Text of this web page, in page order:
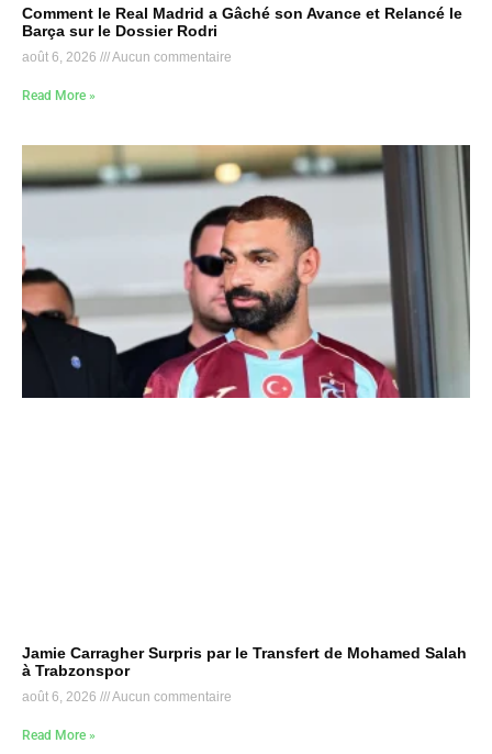
Comment le Real Madrid a Gâché son Avance et Relancé le
Barça sur le Dossier Rodri
août 6, 2026 Aucun commentaire
Read More »
Jamie Carragher Surpris par le Transfert de Mohamed Salah
à Trabzonspor
août 6, 2026 Aucun commentaire
Read More »